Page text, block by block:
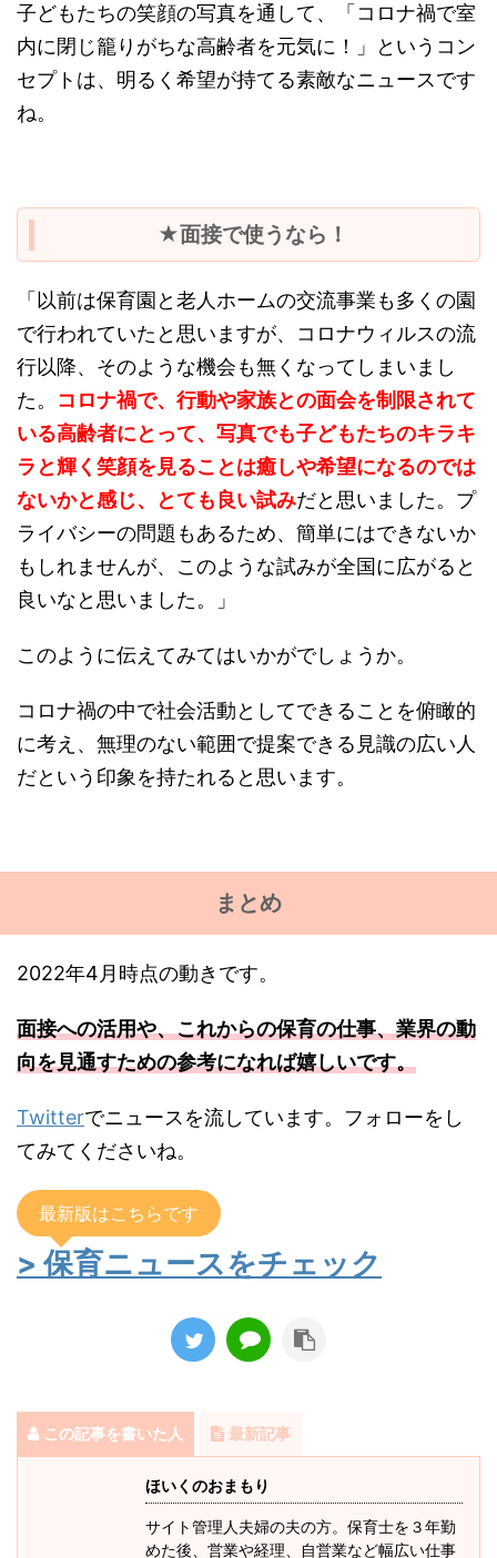
子どもたちの笑顔の写真を通して、「コロナ禍で室
内に閉じ籠りがちな高齢者を元気に！」というコン
セプトは、明るく希望が持てる素敵なニュースです
ね。
★面接で使うなら！
「以前は保育園と老人ホームの交流事業も多くの園
で行われていたと思いますが、コロナウィルスの流
行以降、そのような機会も無くなってしまいまし
た。 コロナ禍で、行動や家族との面会を制限されて
いる高齢者にとって、写真でも子どもたちのキラキ
ラと輝く笑顔を見ることは癒しや希望になるのでは
ないかと感じ、とても良い試みだと思いました。プ
ライバシーの問題もあるため、簡単にはできないか
もしれませんが、このような試みが全国に広がると
良いなと思いました。」
このように伝えてみてはいかがでしょうか。
コロナ禍の中で社会活動としてできることを俯瞰的
に考え、無理のない範囲で提案できる見識の広い人
だという印象を持たれると思います。
まとめ
2022年4月時点の動きです。
面接への活用や、これからの保育の仕事、業界の動
向を見通すための参考になれば嬉しいです。
Twitterでニュースを流しています。フォローをし
てみてくださいね。
最新版はこちらです
> 保育ニュースをチェック
この記事を書いた人 最新記事
ほいくのおまもり
サイト管理人夫婦の夫の方。保育士を３年勤
めた後、営業や経理、自営業など幅広い仕事